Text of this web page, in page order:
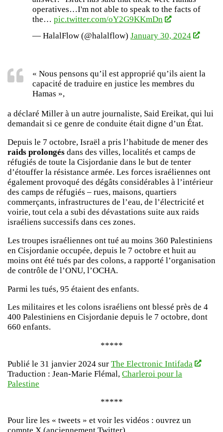
operatives…I'm not able to speak to the facts of
the… pic.twitter.com/oY2G9KKmDn
— HalalFlow (@halalflow) January 30, 2024
« Nous pensons qu’il est approprié qu’ils aient la
capacité de traduire en justice les membres du
Hamas »,
a déclaré Miller à un autre journaliste, Said Ereikat, qui lui
demandait si ce genre de conduite était digne d’un État.
Depuis le 7 octobre, Israël a pris l’habitude de mener des
raids prolongés dans des villes, localités et camps de
réfugiés de toute la Cisjordanie dans le but de tenter
d’étouffer la résistance armée. Les forces israéliennes ont
également provoqué des dégâts considérables à l’intérieur
des camps de réfugiés – rues, maisons, quartiers
commerçants, infrastructures de l’eau, de l’électricité et
voirie, tout cela a subi des dévastations suite aux raids
israéliens successifs dans ces zones.
Les troupes israéliennes ont tué au moins 360 Palestiniens
en Cisjordanie occupée, depuis le 7 octobre et huit au
moins ont été tués par des colons, a rapporté l’organisation
de contrôle de l’ONU, l’OCHA.
Parmi les tués, 95 étaient des enfants.
Les militaires et les colons israéliens ont blessé près de 4
400 Palestiniens en Cisjordanie depuis le 7 octobre, dont
660 enfants.
*****
Publié le 31 janvier 2024 sur The Electronic Intifada
Traduction : Jean-Marie Flémal, Charleroi pour la
Palestine
*****
Pour lire les « tweets » et voir les vidéos : ouvrez un